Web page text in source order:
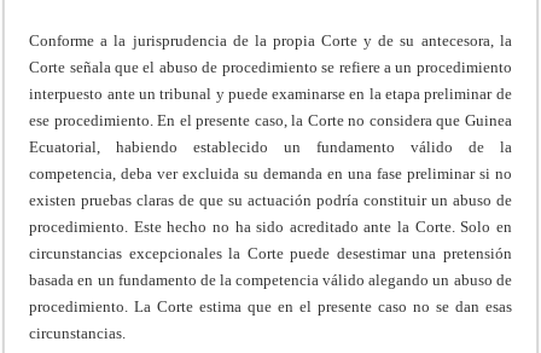
Conforme a la jurisprudencia de la propia Corte y de su antecesora, la
Corte señala que el abuso de procedimiento se refiere a un procedimiento
interpuesto ante un tribunal y puede examinarse en la etapa preliminar de
ese procedimiento. En el presente caso, la Corte no considera que Guinea
Ecuatorial, habiendo establecido un fundamento válido de la
competencia, deba ver excluida su demanda en una fase preliminar si no
existen pruebas claras de que su actuación podría constituir un abuso de
procedimiento. Este hecho no ha sido acreditado ante la Corte. Solo en
circunstancias excepcionales la Corte puede desestimar una pretensión
basada en un fundamento de la competencia válido alegando un abuso de
procedimiento. La Corte estima que en el presente caso no se dan esas
circunstancias.